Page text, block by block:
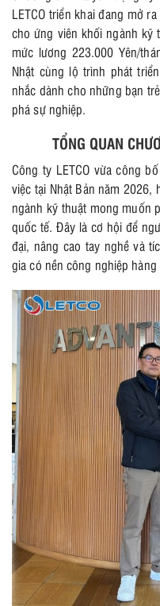
LETCO triển khai đang mở
cho ứng viên khối ngành kỹ
mức lương 223.000 Yên/
Nhật cùng lộ trình phát
nhắc dành cho những bạn
phá sự nghiệp.
TỔNG QUAN
Công ty LETCO vừa công
việc tại Nhật Bản năm
ngành kỹ thuật mong muốn
quốc tế. Đây là cơ hội để
đại, nâng cao tay nghề và
gia có nền công nghiệp hàng